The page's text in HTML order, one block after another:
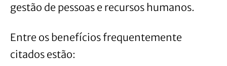
gestão de pessoas e recursos humanos.
Entre os benefícios frequentemente
citados estão: